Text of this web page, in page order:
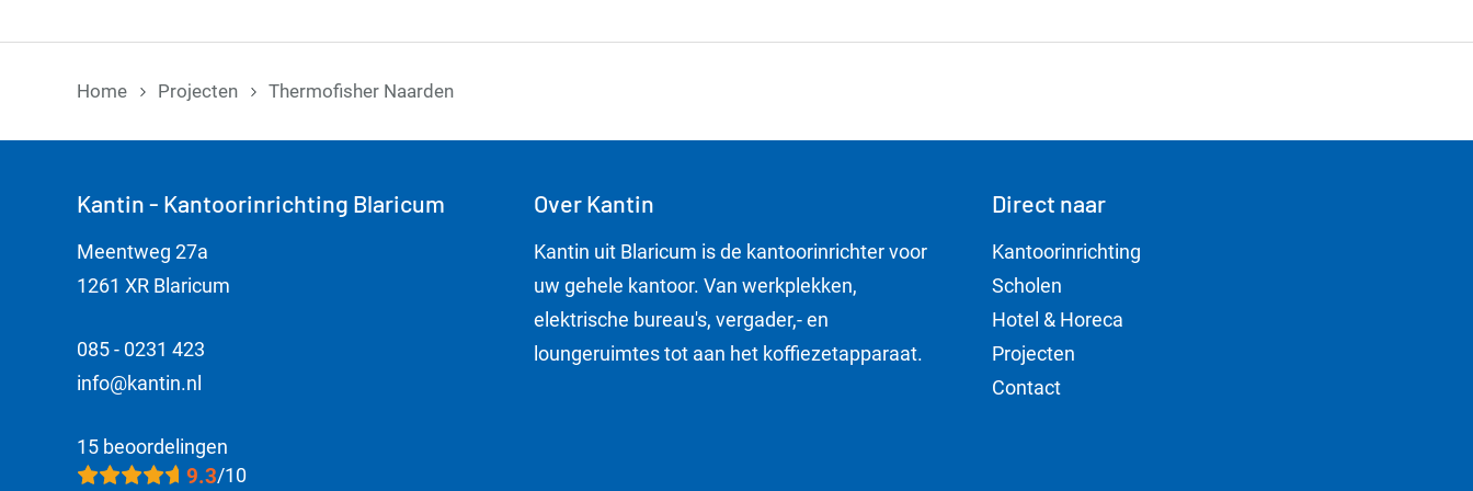
Home Projecten Thermofisher Naarden
Kantin - Kantoorinrichting Blaricum
Meentweg 27a
1261 XR Blaricum
085 - 0231 423
info@kantin.nl
15 beoordelingen
9.3/10
Over Kantin
Kantin uit Blaricum is de kantoorinrichter voor
uw gehele kantoor. Van werkplekken,
elektrische bureau's, vergader,- en
loungeruimtes tot aan het koffiezetapparaat.
Direct naar
Kantoorinrichting
Scholen
Hotel & Horeca
Projecten
Contact